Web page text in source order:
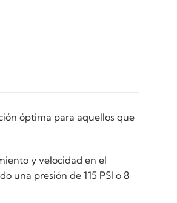
óptima para aquellos que
y velocidad en el
una presión de 115 PSI o 8